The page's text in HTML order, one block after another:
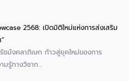
2568: เปิดมิติใหม่แห่งการส่งเสริม
ชมังคลาภิเษก ก้าวสู่ยุคใหม่ของการ
รู้ทางวิชาก…